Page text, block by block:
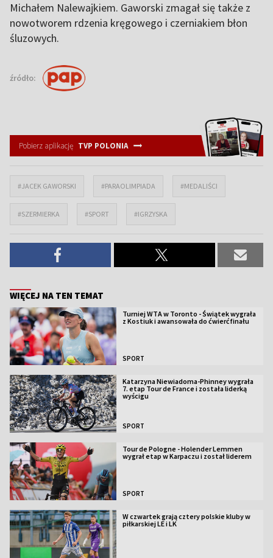
Michałem Nalewajkiem. Gaworski zmagał się także z
nowotworem rdzenia kręgowego i czerniakiem błon
śluzowych.
źródło:
Pobierz aplikację TVP POLONIA
#JACEK GAWORSKI #PARAOLIMPIADA #MEDALIŚCI
#SZERMIERKA #SPORT #IGRZYSKA
WIĘCEJ NA TEN TEMAT
Turniej WTA w Toronto - Świątek wygrała
z Kostiuk i awansowała do ćwierćfinału
SPORT
Katarzyna Niewiadoma-Phinney wygrała
7. etap Tour de France i została liderką
wyścigu
SPORT
Tour de Pologne - Holender Lemmen
wygrał etap w Karpaczu i został liderem
SPORT
W czwartek grają cztery polskie kluby w
piłkarskiej LE i LK